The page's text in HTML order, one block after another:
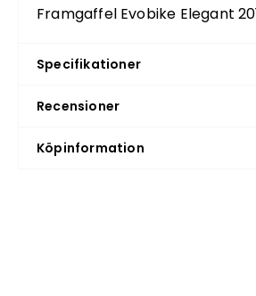
Framgaffel Evobike Elegant
Specifikationer
Recensioner
Köpinformation